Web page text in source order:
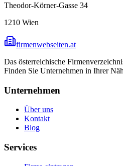
Theodor-Körner-Gasse 34
1210 Wien
firmenwebseiten.at
Das österreichische
Finden Sie Unternehmen in Ihrer
Unternehmen
Über uns
Kontakt
Blog
Services